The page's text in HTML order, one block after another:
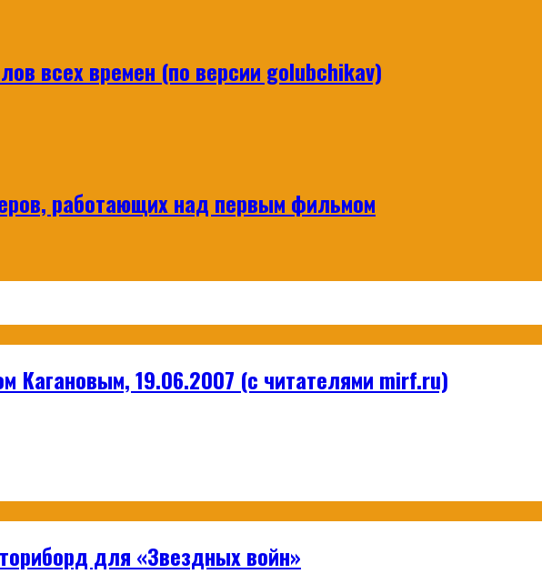
всех времен (по версии golubchikav)
работающих над первым фильмом
Кагановым, 19.06.2007 (с читателями mirf.ru)
для «Звездных войн»